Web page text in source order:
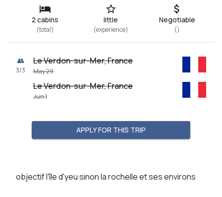
2 cabins
(total)
little
(experience)
Negotiable
()
👥
3/3
Le Verdon-sur-Mer, France
May 29
Le Verdon-sur-Mer, France
Jun 1
APPLY FOR THIS TRIP
objectif l'île d'yeu sinon la rochelle et ses environs